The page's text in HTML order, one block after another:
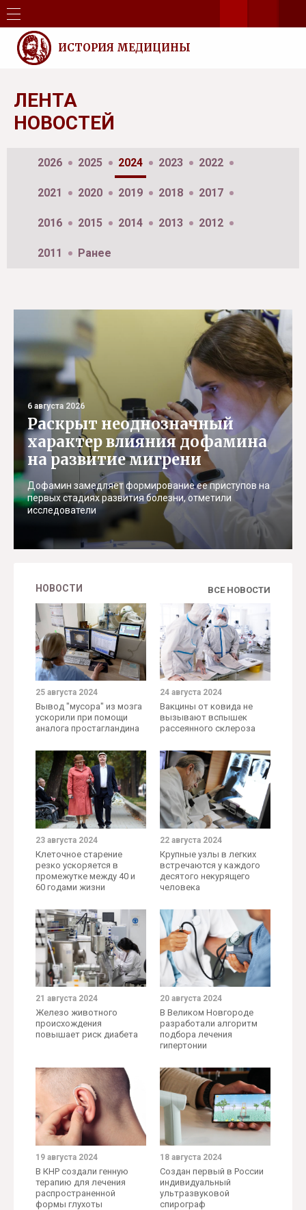
ИСТОРИЯ МЕДИЦИНЫ
ЛЕНТА
НОВОСТЕЙ
2026 2025 2024 2023 2022
2021 2020 2019 2018 2017
2016 2015 2014 2013 2012
2011 Ранее
6 августа 2026
Раскрыт неоднозначный
характер влияния дофамина
на развитие мигрени
Дофамин замедляет формирование ее приступов на
первых стадиях развития болезни, отметили
исследователи
НОВОСТИ
25 августа 2024
Вывод "мусора" из мозга
ускорили при помощи
аналога простагландина
24 августа 2024
Вакцины от ковида не
вызывают вспышек
рассеянного склероза
23 августа 2024
Клеточное старение
резко ускоряется в
промежутке между 40 и
60 годами жизни
22 августа 2024
Крупные узлы в легких
встречаются у каждого
десятого некурящего
человека
21 августа 2024
Железо животного
происхождения
повышает риск диабета
20 августа 2024
В Великом Новгороде
разработали алгоритм
подбора лечения
гипертонии
19 августа 2024
В КНР создали генную
терапию для лечения
распространенной
формы глухоты
18 августа 2024
Создан первый в России
индивидуальный
ультразвуковой
спирограф
ВСЕ НОВОСТИ